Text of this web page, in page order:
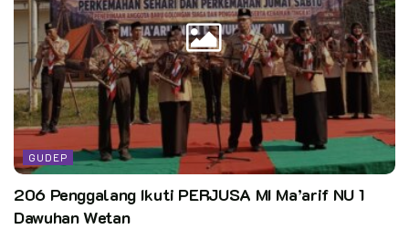
GUDEP
206 Penggalang Ikuti PERJUSA MI Ma’arif NU 1
Dawuhan Wetan